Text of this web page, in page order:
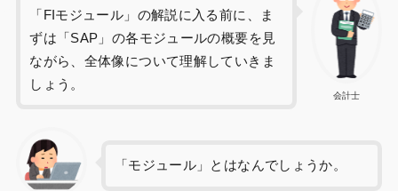
会計士
「FIモジュール」の解説に入る前に、ま
ずは「SAP」の各モジュールの概要を見
ながら、全体像について理解していきま
しょう。
「モジュール」とはなんでしょうか。